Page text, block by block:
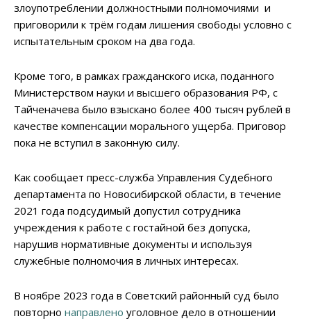
злоупотреблении должностными полномочиями и
приговорили к трём годам лишения свободы условно с
испытательным сроком на два года.
Кроме того, в рамках гражданского иска, поданного
Министерством науки и высшего образования РФ, с
Тайченачева было взыскано более 400 тысяч рублей в
качестве компенсации морального ущерба. Приговор
пока не вступил в законную силу.
Как сообщает пресс-служба Управления Судебного
департамента по Новосибирской области, в течение
2021 года подсудимый допустил сотрудника
учреждения к работе с гостайной без допуска,
нарушив нормативные документы и используя
служебные полномочия в личных интересах.
В ноябре 2023 года в Советский районный суд было
повторно направлено уголовное дело в отношении